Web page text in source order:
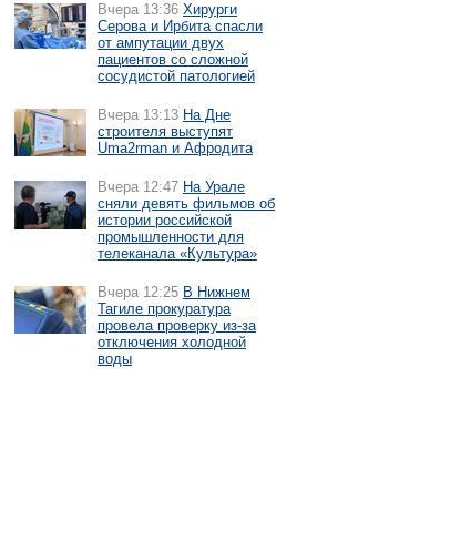
Вчера 13:36 Хирурги
Серова и Ирбита спасли
от ампутации двух
пациентов со сложной
сосудистой патологией
Вчера 13:13 На Дне
строителя выступят
Uma2rman и Афродита
Вчера 12:47 На Урале
сняли девять фильмов об
истории российской
промышленности для
телеканала «Культура»
Вчера 12:25 В Нижнем
Тагиле прокуратура
провела проверку из-за
отключения холодной
воды